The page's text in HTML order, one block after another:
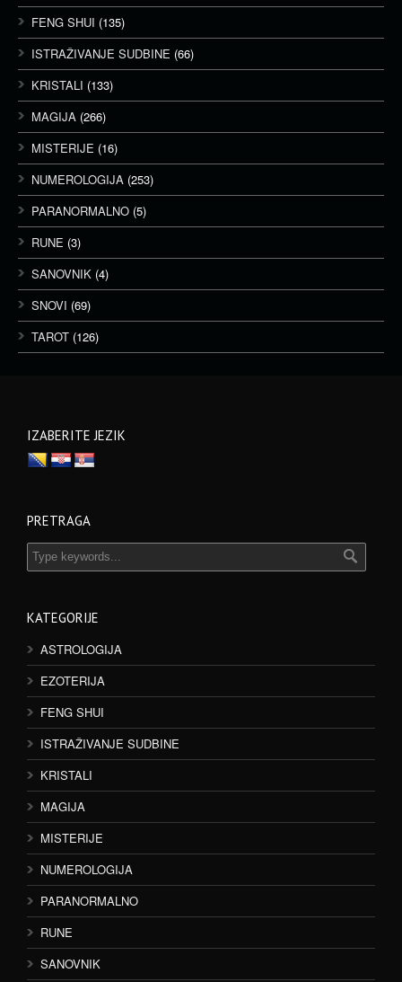
FENG SHUI (135)
ISTRAŽIVANJE SUDBINE (66)
KRISTALI (133)
MAGIJA (266)
MISTERIJE (16)
NUMEROLOGIJA (253)
PARANORMALNO (5)
RUNE (3)
SANOVNIK (4)
SNOVI (69)
TAROT (126)
IZABERITE JEZIK
PRETRAGA
KATEGORIJE
ASTROLOGIJA
EZOTERIJA
FENG SHUI
ISTRAŽIVANJE SUDBINE
KRISTALI
MAGIJA
MISTERIJE
NUMEROLOGIJA
PARANORMALNO
RUNE
SANOVNIK